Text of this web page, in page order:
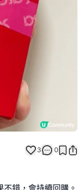
3 0
錯，會持續回購。